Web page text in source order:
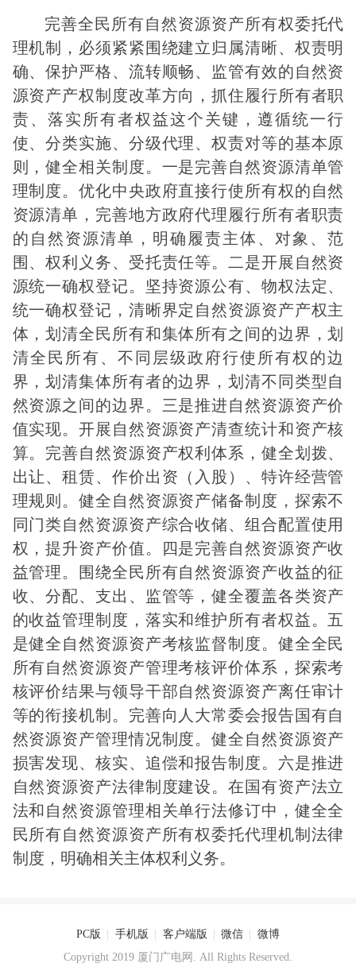
完善全民所有自然资源资产所有权委托代
理机制，必须紧紧围绕建立归属清晰、权责明
确、保护严格、流转顺畅、监管有效的自然资
源资产产权制度改革方向，抓住履行所有者职
责、落实所有者权益这个关键，遵循统一行
使、分类实施、分级代理、权责对等的基本原
则，健全相关制度。一是完善自然资源清单管
理制度。优化中央政府直接行使所有权的自然
资源清单，完善地方政府代理履行所有者职责
的自然资源清单，明确履责主体、对象、范
围、权利义务、受托责任等。二是开展自然资
源统一确权登记。坚持资源公有、物权法定、
统一确权登记，清晰界定自然资源资产产权主
体，划清全民所有和集体所有之间的边界，划
清全民所有、不同层级政府行使所有权的边
界，划清集体所有者的边界，划清不同类型自
然资源之间的边界。三是推进自然资源资产价
值实现。开展自然资源资产清查统计和资产核
算。完善自然资源资产权利体系，健全划拨、
出让、租赁、作价出资（入股）、特许经营管
理规则。健全自然资源资产储备制度，探索不
同门类自然资源资产综合收储、组合配置使用
权，提升资产价值。四是完善自然资源资产收
益管理。围绕全民所有自然资源资产收益的征
收、分配、支出、监管等，健全覆盖各类资产
的收益管理制度，落实和维护所有者权益。五
是健全自然资源资产考核监督制度。健全全民
所有自然资源资产管理考核评价体系，探索考
核评价结果与领导干部自然资源资产离任审计
等的衔接机制。完善向人大常委会报告国有自
然资源资产管理情况制度。健全自然资源资产
损害发现、核实、追偿和报告制度。六是推进
自然资源资产法律制度建设。在国有资产法立
法和自然资源管理相关单行法修订中，健全全
民所有自然资源资产所有权委托代理机制法律
制度，明确相关主体权利义务。
PC版 | 手机版 | 客户端版 | 微信 | 微博
Copyright 2019 厦门广电网. All Rights Reserved.